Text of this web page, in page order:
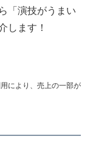
「演技がうまい
します！
により、売上の一部が